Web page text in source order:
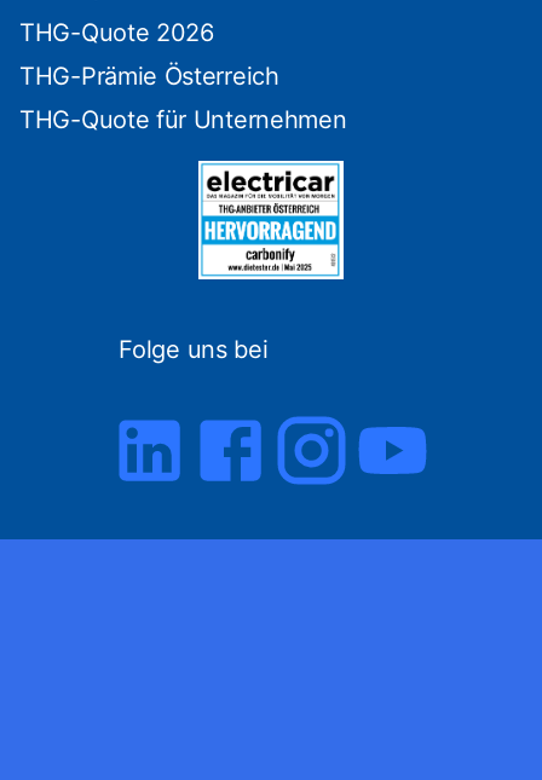
THG-Quote 2026
THG-Prämie Österreich
THG-Quote für Unternehmen
Folge uns bei